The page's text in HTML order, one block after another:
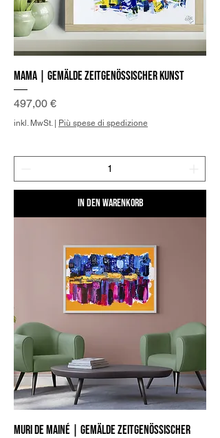
Mama | Gemälde zeitgenössischer Kunst
Preis
497,00 €
inkl. MwSt. | Più spese di spedizione
In den Warenkorb
Muri de mainé | Gemälde zeitgenössischer